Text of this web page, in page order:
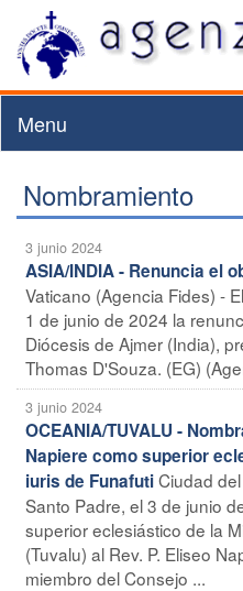
Menu
Nombramiento
3 junio 2024
ASIA/INDIA - Renuncia el
Vaticano (Agencia Fides) -
1 de junio de 2024 la
Diócesis de Ajmer (India),
Thomas D'Souza. (EG)
3 junio 2024
OCEANIA/TUVALU -
Napiere como superior
iuris de FunafutiCiudad
Santo Padre, el 3 de junio
superior eclesiástico de la
(Tuvalu) al Rev. P. Eliseo
miembro del Consejo ...